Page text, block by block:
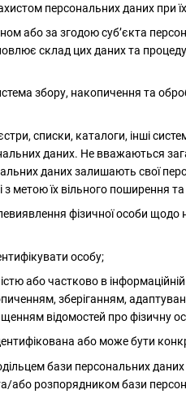
персональних даних при
або за згодою суб’єкта
склад цих даних та
збору, накопичення та
списки, каталоги, інші
даних. Не вважаються
даних залишають свої
метою їх вільного поширення
фізичної особи
особу;
або частково в
зберіганням,
відомостей про фізичну
або може бути
бази персональних
або розпорядником бази